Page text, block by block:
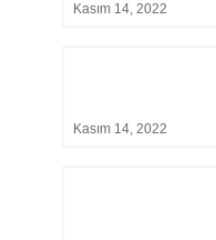
Kasım 14, 2022
Kasım 14, 2022